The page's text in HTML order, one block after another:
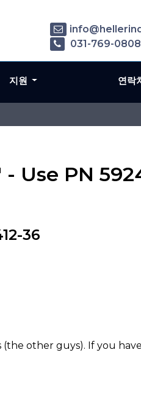
Use PN
36
other guys). If you have
031-769-0808
지원 연락